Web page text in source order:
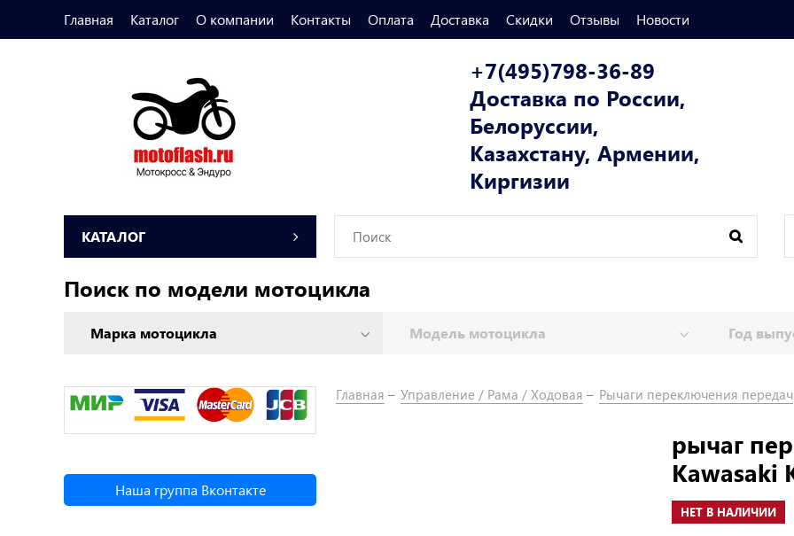
Главная Каталог О компании Контакты Оплата Доставка Скидки Отзывы Новости
+7(495)798-36-89
Доставка по России,
Белоруссии,
Казахстану, Армении,
Киргизии
КАТАЛОГ
Поиск по модели мотоцикла
Наша группа Вконтакте
Главная Управление / Рама / Ходовая Рычаги переключения передач
рычаг
Kawasaki
НЕТ В НАЛИЧИИ